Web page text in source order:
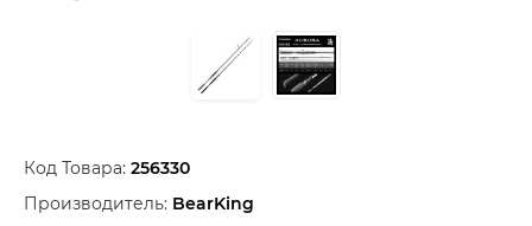
Код Товара: 256330
Производитель: BearKing